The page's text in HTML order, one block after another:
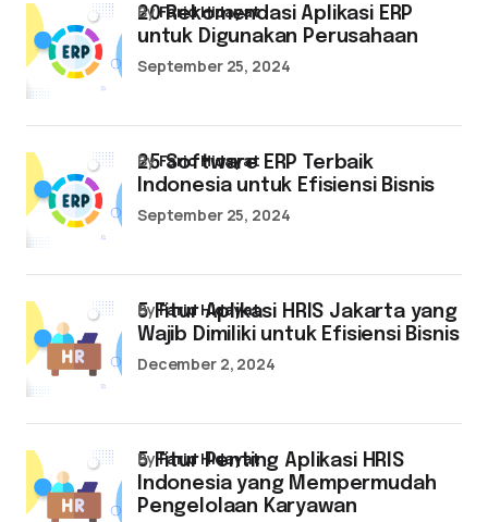
20 Rekomendasi Aplikasi ERP
untuk Digunakan Perusahaan
byFarid Hidayat
September 25, 2024
25 Software ERP Terbaik
Indonesia untuk Efisiensi Bisnis
byFarid Hidayat
September 25, 2024
5 Fitur Aplikasi HRIS Jakarta yang
Wajib Dimiliki untuk Efisiensi Bisnis
byFarid Hidayat
December 2, 2024
5 Fitur Penting Aplikasi HRIS
Indonesia yang Mempermudah
Pengelolaan Karyawan
byFarid Hidayat